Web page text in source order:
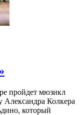
пройдет мюзикл
Александра Колкера
который